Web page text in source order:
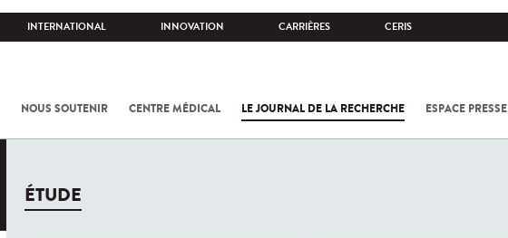
INTERNATIONAL INNOVATION CARRIÈRES CERIS
NOUS SOUTENIR CENTRE MÉDICAL LE JOURNAL DE LA RECHERCHE ESPACE PRESSE
ÉTUDE